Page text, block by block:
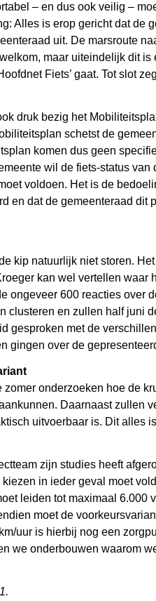
– en dus ook veilig –
Alles is erop gericht dat de
uit. De marsroute
maar uiteindelijk dit
Fiets’ gaat. Tot slot
druk bezig het
schetst de
komen dus geen
wil de fiets-status
voldoen. Het is de
en dat de gemeenteraad dit
kip natuurlijk niet storen.
kan wel vertellen waar
ongeveer 600 reacties
clusteren en zullen half juni
gesproken met de
gingen over de
zomer onderzoeken hoe de
Daarnaast zullen
uitvoerbaar is. Dit
zijn studies heeft
in ieder geval moet
leiden tot maximaal
moet de
uur is hierbij nog een
we onderbouwen waarom